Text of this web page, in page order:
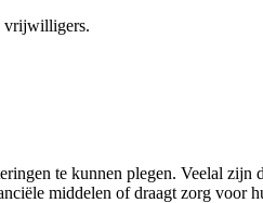
vrijwilligers.
te kunnen plegen. Veelal zijn
middelen of draagt zorg voor